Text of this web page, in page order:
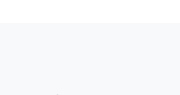
antes de jogo que
com Atlético-MG e segue